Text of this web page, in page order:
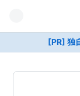
[PR] 独